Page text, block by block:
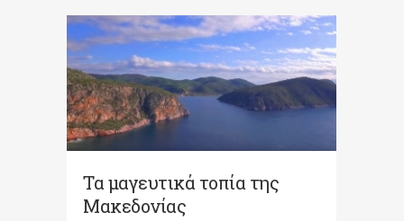
Τα μαγευτικά τοπία της
Μακεδονίας